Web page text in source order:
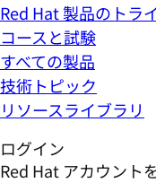
Red Hat 製品のトラ
コースと試験
すべての製品
技術トピック
リソースライブラリ
ログイン
Red Hat アカウント